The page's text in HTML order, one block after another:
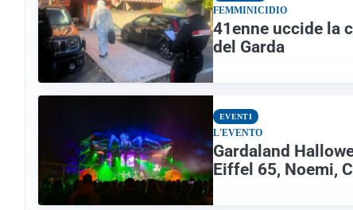
FEMMINICIDIO
41enne uccide la
del Garda
EVENTI
L'EVENTO
Gardaland
Eiffel 65, Noemi,